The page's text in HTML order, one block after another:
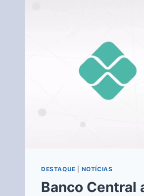
DESTAQUE NOTÍCIAS
Banco Central